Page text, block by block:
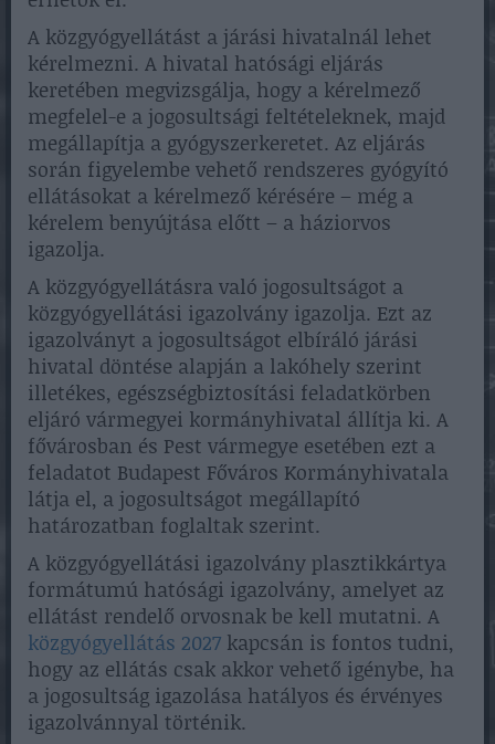
A közgyógyellátást a járási hivatalnál lehet
kérelmezni. A hivatal hatósági eljárás
keretében megvizsgálja, hogy a kérelmező
megfelel-e a jogosultsági feltételeknek, majd
megállapítja a gyógyszerkeretet. Az eljárás
során figyelembe vehető rendszeres gyógyító
ellátásokat a kérelmező kérésére – még a
kérelem benyújtása előtt – a háziorvos
igazolja.
A közgyógyellátásra való jogosultságot a
közgyógyellátási igazolvány igazolja. Ezt az
igazolványt a jogosultságot elbíráló járási
hivatal döntése alapján a lakóhely szerint
illetékes, egészségbiztosítási feladatkörben
eljáró vármegyei kormányhivatal állítja ki. A
fővárosban és Pest vármegye esetében ezt a
feladatot Budapest Főváros Kormányhivatala
látja el, a jogosultságot megállapító
határozatban foglaltak szerint.
A közgyógyellátási igazolvány plasztikkártya
formátumú hatósági igazolvány, amelyet az
ellátást rendelő orvosnak be kell mutatni. A
közgyógyellátás 2027 kapcsán is fontos tudni,
hogy az ellátás csak akkor vehető igénybe, ha
a jogosultság igazolása hatályos és érvényes
igazolvánnyal történik.